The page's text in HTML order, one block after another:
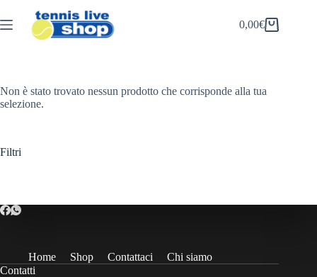
al
contenuto
Carrello
0,00€
Non è stato trovato nessun prodotto che corrisponde alla tua
selezione.
Filtri
Home Shop Contattaci
Chi siamo
Contatti